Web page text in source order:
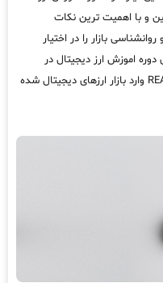
و با اهمیت ترین نکات
بازار را در اختیار
دوره اموزش ارز دیجیتال در
بروکسل دانشپذیر قادر خواهد بود بطور REAL وارد بازار ارزهای دیجیتال شده